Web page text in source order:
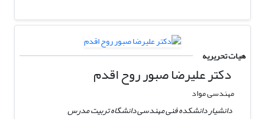
هیات تحریریه
دکتر علیرضا صبور روح اقدم
مهندسی مواد
دانشیار دانشکده فنی مهندسی دانشگاه تربیت مدرس